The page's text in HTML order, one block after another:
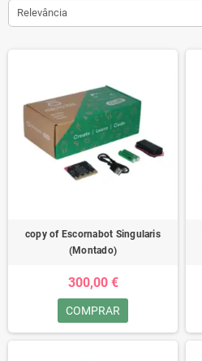
Relevância
copy of Escornabot Singularis
(Montado)
300,00 €
COMPRAR